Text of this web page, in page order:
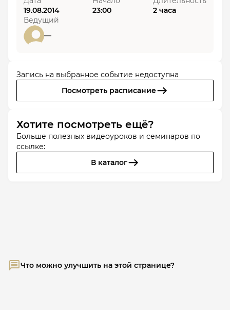
19.08.2014
23:00
2 часа
Ведущий
—
Запись на выбранное событие недоступна
Посмотреть расписание
Хотите посмотреть ещё?
Больше полезных видеоуроков и семинаров по
ссылке:
В каталог
Что можно улучшить на этой странице?